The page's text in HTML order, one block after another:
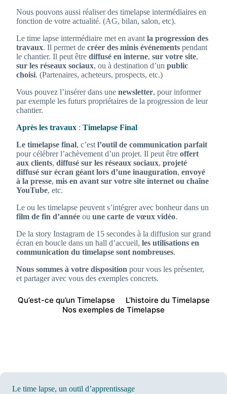
Nous pouvons aussi réaliser des timelapse intermédiaires en
fonction de votre actualité. (AG, bilan, salon, etc).
Le time lapse intermédiaire met en avantla progression des
travaux. Il permet de créer des minis événements pendant
le chantier. Il peut être diffusé en interne, sur votre site,
sur les réseaux sociaux, ou à destination d’un public
choisi. (Partenaires, acheteurs, prospects, etc.)
Vous pouvez l’insérer dans une newsletter, pour informer
par exemple les futurs propriétaires de la progression de leur
chantier.
Après les travaux : Timelapse Final
Le timelapse final, c’estl’outil de communication parfait
pour célébrer l’achèvement d’un projet. Il peut être offert
aux clients, diffusé sur les réseaux sociaux, projeté
diffusé sur écran géant lors d’une inauguration, envoyé
à la presse, mis en avant sur votre site internet ou chaîne
YouTube, etc.
Le ou les timelapse peuvent s’intégrer avec bonheur dans un
film de fin d’année ou une carte de vœux vidéo.
De la story Instagram de 15 secondes à la diffusion sur grand
écran en boucle dans un hall d’accueil, les utilisations en
communication du timelapse sont nombreuses.
Nous sommes à votre disposition pour vous les présenter,
et partager avec vous des exemples concrets.
Qu’est-ce qu’un Timelapse
L’histoire du Timelapse
Nos exemples de Timelapse
Le time lapse, un outil d’apprentissage